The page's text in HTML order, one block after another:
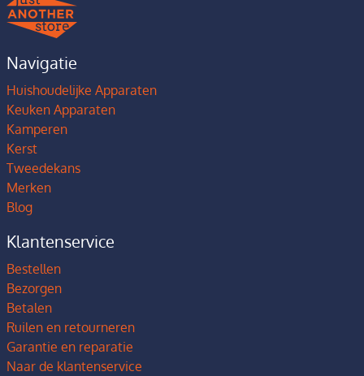
Navigatie
Huishoudelijke Apparaten
Keuken Apparaten
Kamperen
Kerst
Tweedekans
Merken
Blog
Klantenservice
Bestellen
Bezorgen
Betalen
Ruilen en retourneren
Garantie en reparatie
Naar de klantenservice